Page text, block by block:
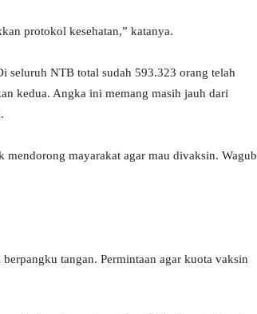
protokol kesehatan,” katanya.
seluruh NTB total sudah 593.323 orang telah
kedua. Angka ini memang masih jauh dari
mayarakat agar mau divaksin. Wagub
tangan. Permintaan agar kuota vaksin